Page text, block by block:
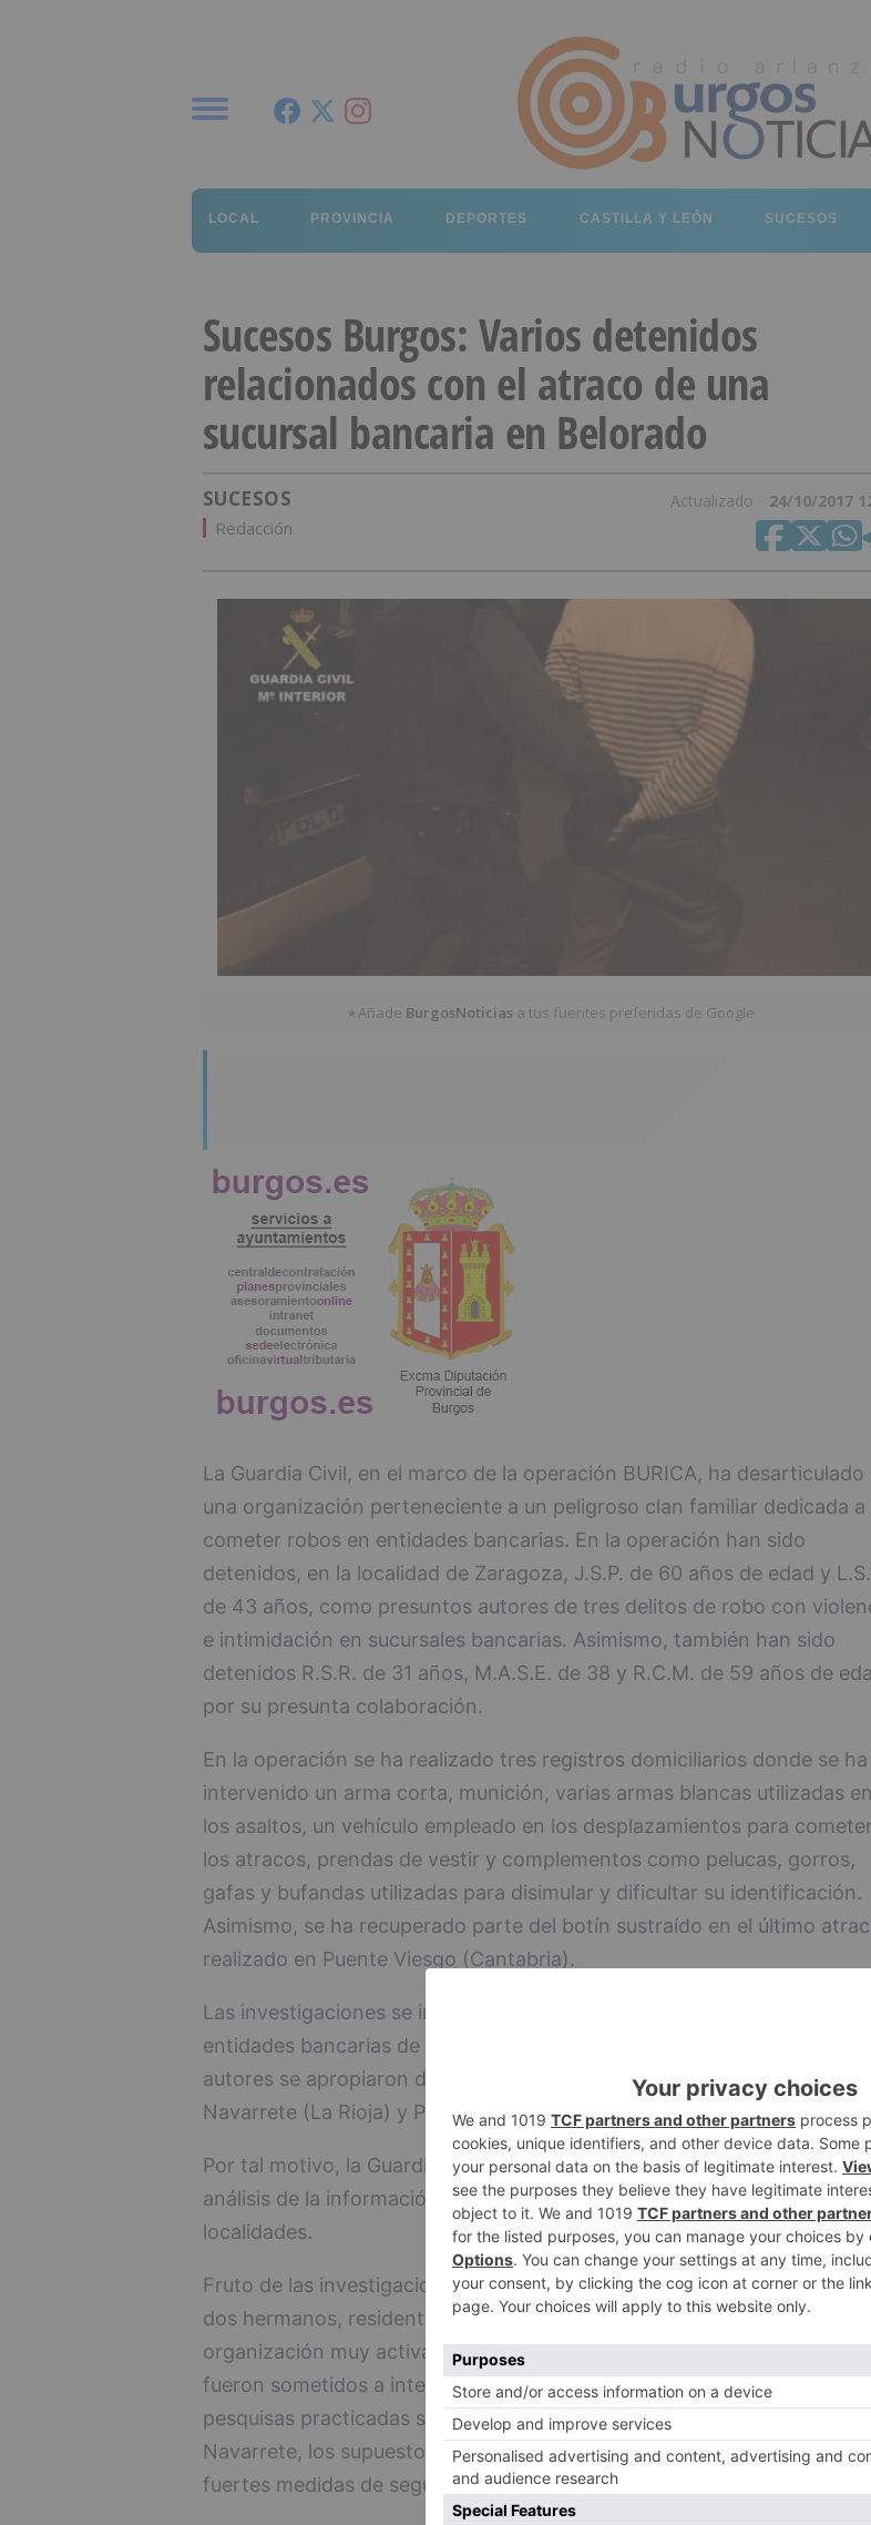
LOCAL PROVINCIA DEPORTES CASTILLA Y LEÓN SUCESOS
Sucesos Burgos: Varios detenidos
relacionados con el atraco de una
sucursal bancaria en Belorado
SUCESOS Actualizado 24/10/2017
Redacción
★Añade BurgosNoticias a tus fuentes preferidas de Google
La Guardia Civil, en el marco de la operación BURICA, ha desarticulado
una organización perteneciente a un peligroso clan familiar dedicada a
cometer robos en entidades bancarias. En la operación han sido
detenidos, en la localidad de Zaragoza, J.S.P. de 60 años de edad y
de 43 años, como presuntos autores de tres delitos de robo con
e intimidación en sucursales bancarias. Asimismo, también han sido
detenidos R.S.R. de 31 años, M.A.S.E. de 38 y R.C.M. de 59 años de
por su presunta colaboración.
En la operación se ha realizado tres registros domiciliarios donde se ha
intervenido un arma corta, munición, varias armas blancas utilizadas en
los asaltos, un vehículo empleado en los desplazamientos para cometer
los atracos, prendas de vestir y complementos como pelucas, gorros,
gafas y bufandas utilizadas para disimular y dificultar su identificación.
Asimismo, se ha recuperado parte del botín sustraído en el último
realizado en Puente Viesgo (Cantabria).
Las investigaciones se iniciaron a raíz de varios atracos cometidos en
entidades bancarias de las localidades de Belorado (Burgos), donde los
autores se apropiaron de una cantidad cercana a los 3.000 euros,
Navarrete (La Rioja) y Puente Viesgo (Cantabria).
Por tal motivo, la Guardia Civil inició una investigación con la
análisis de la información obtenida de los atracos perpetrados en
localidades.
Fruto de las investigaciones, los agentes centraron sus sospechas
dos hermanos, residentes en Zaragoza, componentes de una
organización muy activa desde la década de los años 80, por lo que
fueron sometidos a intensos seguimientos y vigilancias discretas. De las
pesquisas practicadas se obtuvo que, tras el robo perpetrado en
Navarrete, los supuestos autores consiguieron ocultarse en un piso
fuertes medidas de seguridad para no ser descubiertos.